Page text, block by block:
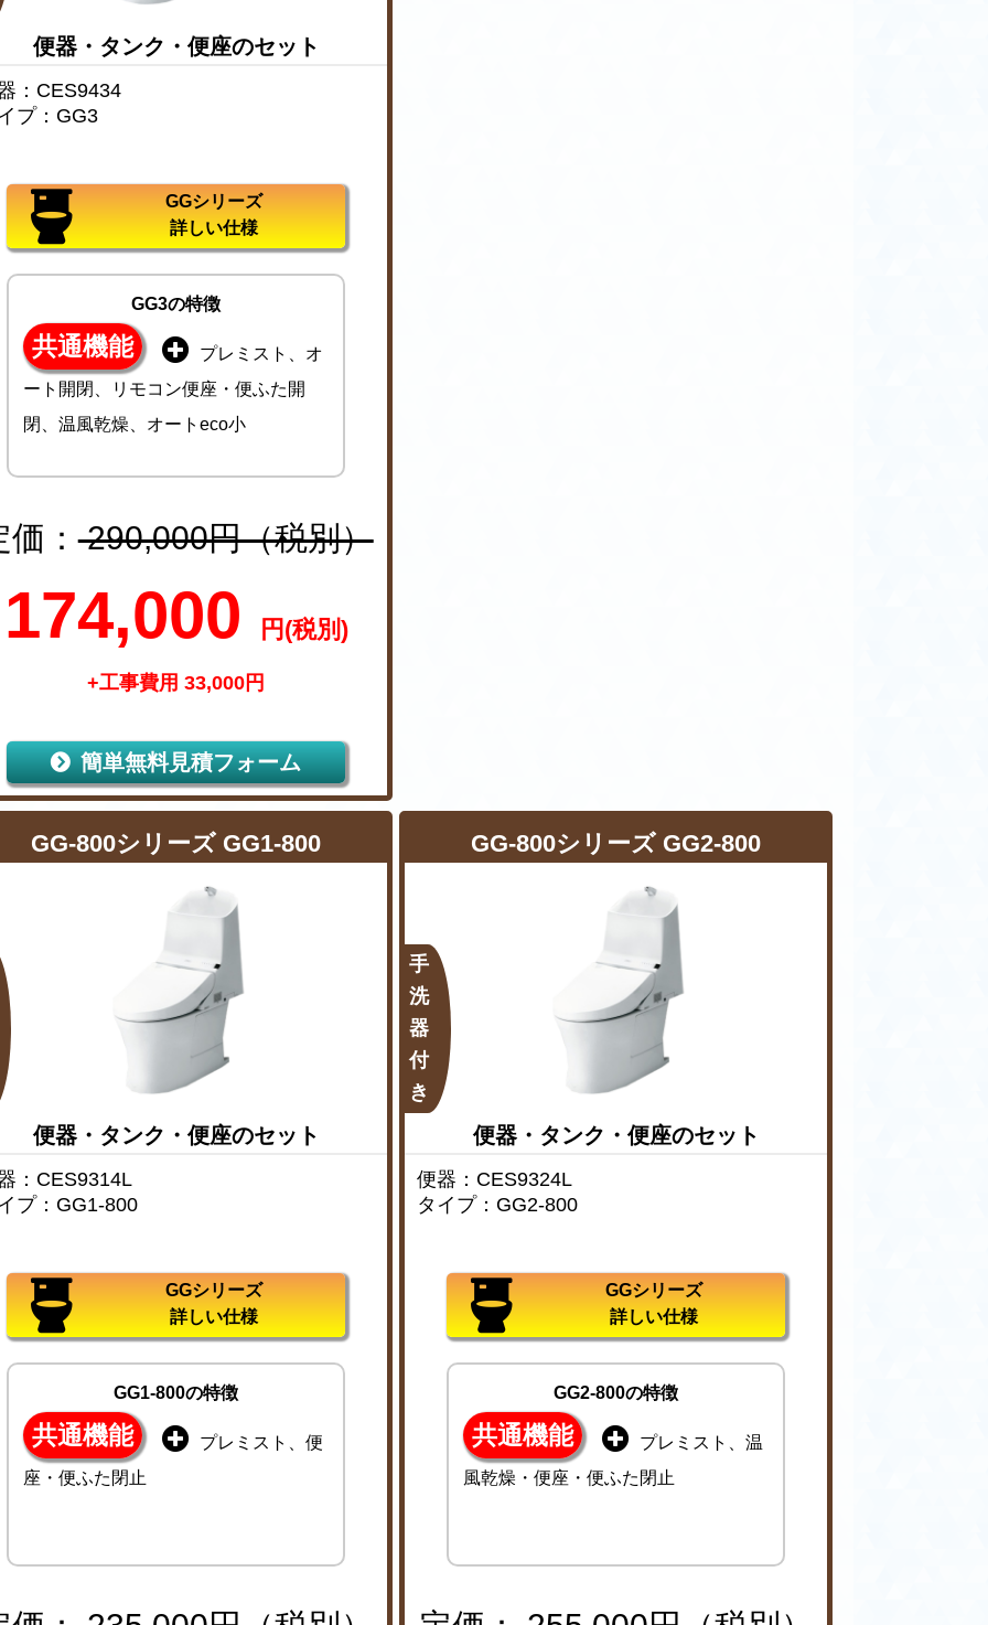
便器・タンク・便座のセット
：CES9434
プ：GG3
GGシリーズ
詳しい仕様
GG3の特徴
共通機能
プレミスト、オ
ート開閉、リモコン便座・便ふた開
閉、温風乾燥、オートeco小
価：290,000円（税別）
174,000 円(税別)
+工事費用 33,000円
簡単無料見積フォーム
GG-800シリーズ GG1-800
便器・タンク・便座のセット
：CES9314L
プ：GG1-800
GGシリーズ
詳しい仕様
GG1-800の特徴
共通機能
プレミスト、便
座・便ふた閉止
手
洗
器
付
き
GG-800シリーズ GG2-800
便器・タンク・便座のセット
便器：CES9324L
タイプ：GG2-800
GGシリーズ
詳しい仕様
GG2-800の特徴
共通機能
プレミスト、温
風乾燥・便座・便ふた閉止